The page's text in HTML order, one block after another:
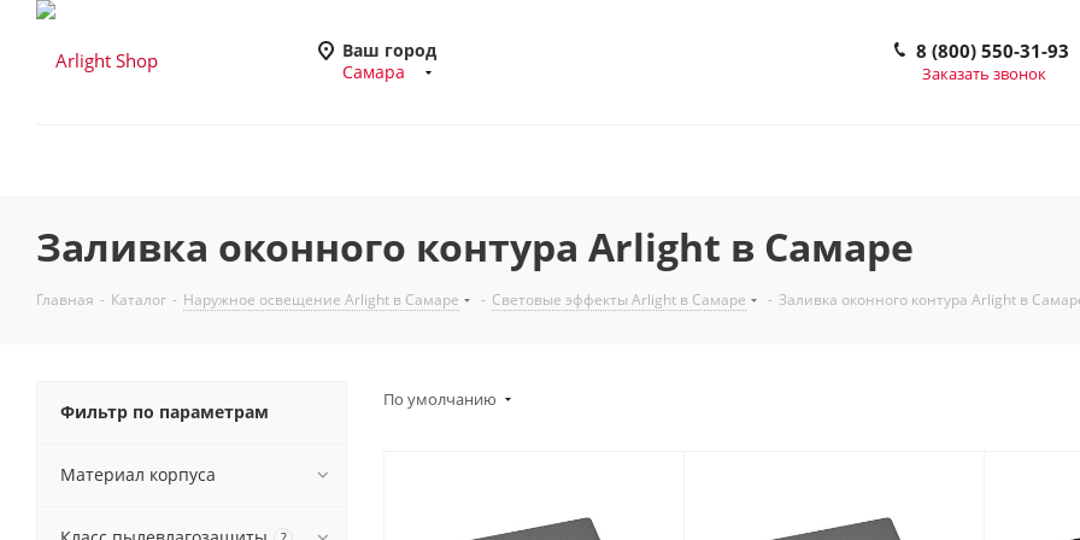
Ваш город
Самара
8 (800) 550-31-93
Заказать звонок
Заливка оконного контура Arlight в Самаре
Главная - Каталог - Наружное освещение Arlight в Самаре - Световые эффекты Arlight в Самаре - Заливка оконного контура Arlight в
По умолчанию
Фильтр по параметрам
Материал корпуса